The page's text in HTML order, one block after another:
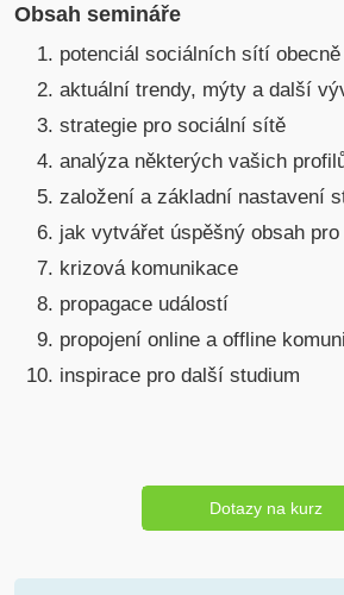
Obsah semináře
potenciál sociálních sítí obecně
aktuální trendy, mýty a další
strategie pro sociální sítě
analýza některých vašich
založení a základní nastavení
jak vytvářet úspěšný obsah
krizová komunikace
propagace událostí
propojení online a offline
inspirace pro další studium
Dotazy na kurz